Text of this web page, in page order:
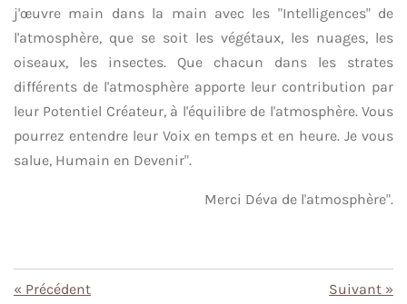
j'œuvre main dans la main avec les "Intelligences" de
l'atmosphère, que se soit les végétaux, les nuages, les
oiseaux, les insectes. Que chacun dans les strates
différents de l'atmosphère apporte leur contribution par
leur Potentiel Créateur, à l'équilibre de l'atmosphère. Vous
pourrez entendre leur Voix en temps et en heure. Je vous
salue, Humain en Devenir".
Merci Déva de l'atmosphère".
« Précédent Suivant »